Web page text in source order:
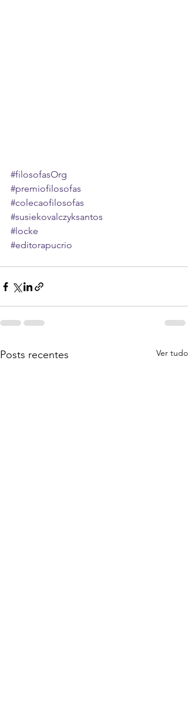
#filosofasOrg
#premiofilosofas
#colecaofilosofas
#susiekovalczyksantos
#locke
#editorapucrio
Posts recentes Ver tudo